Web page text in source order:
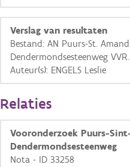
Basis Lagen
OSM-Basiskaart
Ortho
GRB-Basiskaart
GRB-Basiskaart in
Verslag van resultaten
Bestand: AN Puurs-St.
Dendermondsesteenweg
Auteur(s): ENGELS Leslie
Relaties
Vooronderzoek Puurs-
Dendermondsesteenweg
Nota - ID 33258